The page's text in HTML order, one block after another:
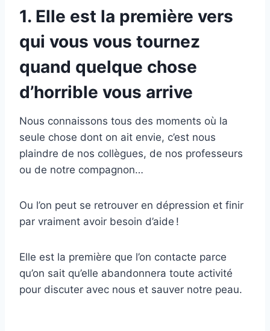
1. Elle est la première vers
qui vous vous tournez
quand quelque chose
d’horrible vous arrive
Nous connaissons tous des moments où la
seule chose dont on ait envie, c’est nous
plaindre de nos collègues, de nos professeurs
ou de notre compagnon…
Ou l’on peut se retrouver en dépression et finir
par vraiment avoir besoin d’aide !
Elle est la première que l’on contacte parce
qu’on sait qu’elle abandonnera toute activité
pour discuter avec nous et sauver notre peau.